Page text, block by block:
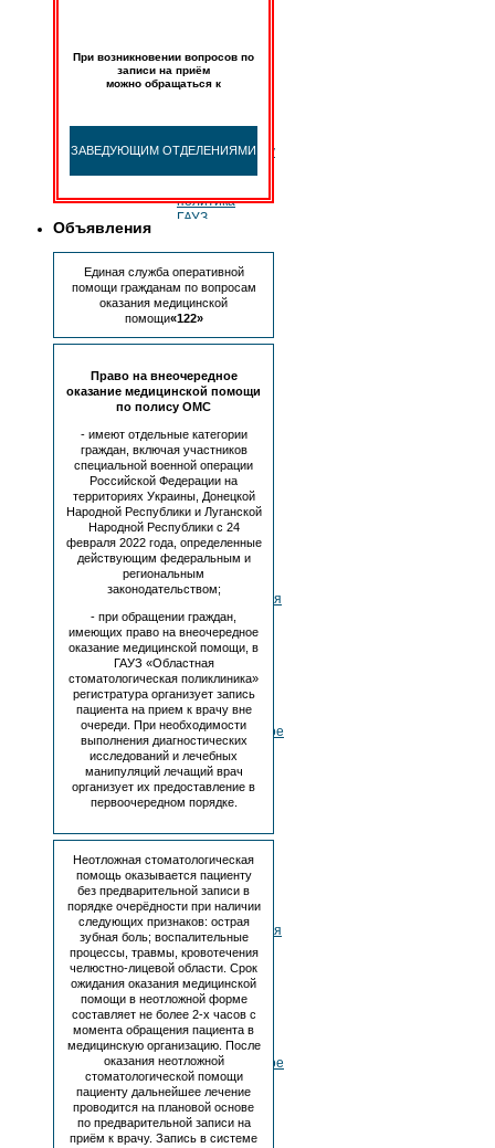
г.
«Об
утверждении
бухгалтерскому
политика
ГАУЗ
для
целей
бухгалтерского
учета
—
1
ГАУЗ
«ОСП»
целей
бухгалтерского
учета
—
16
Соглашение
о
порядке
и
условиях
предоставления
субсидии
на
иные
цели
№263
от
19.03.2018
Дополнительное
соглашение
№1
от
26.04.2018
к
о
порядке
и
условиях
предоставления
субсидии
на
иные
цели
№263
от
19.03.2018
Дополнительное
соглашение
№2
от
16.08.2018
При возникновении вопросов по
записи на приём
можно обращаться к
ЗАВЕДУЮЩИМ ОТДЕЛЕНИЯМИ
Объявления
Единая служба оперативной
помощи гражданам по вопросам
оказания медицинской
помощи«122»
Право на внеочередное
оказание медицинской помощи
по полису ОМС
- имеют отдельные категории
граждан, включая участников
специальной военной операции
Российской Федерации на
территориях Украины, Донецкой
Народной Республики и Луганской
Народной Республики с 24
февраля 2022 года, определенные
действующим федеральным и
региональным
законодательством;
- при обращении граждан,
имеющих право на внеочередное
оказание медицинской помощи, в
ГАУЗ «Областная
стоматологическая поликлиника»
регистратура организует запись
пациента на прием к врачу вне
очереди. При необходимости
выполнения диагностических
исследований и лечебных
манипуляций лечащий врач
организует их предоставление в
первоочередном порядке.
Неотложная стоматологическая
помощь оказывается пациенту
без предварительной записи в
порядке очерёдности при наличии
следующих признаков: острая
зубная боль; воспалительные
процессы, травмы, кровотечения
челюстно-лицевой области. Срок
ожидания оказания медицинской
помощи в неотложной форме
составляет не более 2-х часов с
момента обращения пациента в
медицинскую организацию. После
оказания неотложной
стоматологической помощи
пациенту дальнейшее лечение
проводится на плановой основе
по предварительной записи на
приём к врачу. Запись в системе